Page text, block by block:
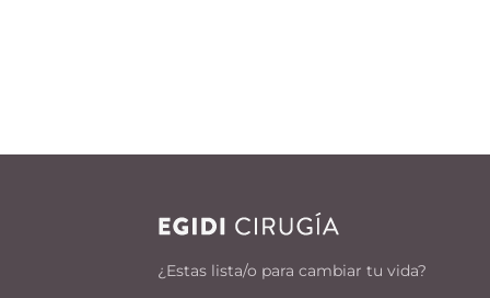
¿Estas lista/o para cambiar tu vida?